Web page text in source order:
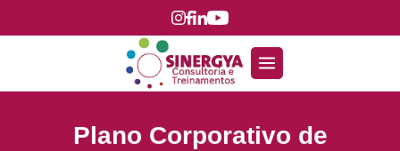
Plano Corporativo de